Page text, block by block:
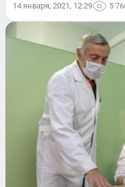
14 января, 2021, 12:29 5